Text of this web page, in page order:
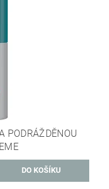
PODRÁŽDĚNOU